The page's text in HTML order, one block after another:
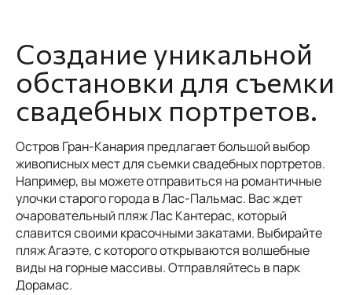
Создание уникальной
обстановки для съемки
свадебных портретов.
Остров Гран-Канария предлагает большой выбор
живописных мест для съемки свадебных портретов.
Например, вы можете отправиться на романтичные
улочки старого города в Лас-Пальмас. Вас ждет
очаровательный пляж Лас Кантерас, который
славится своими красочными закатами. Выбирайте
пляж Агаэте, с которого открываются волшебные
виды на горные массивы. Отправляйтесь в парк
Дорамас.